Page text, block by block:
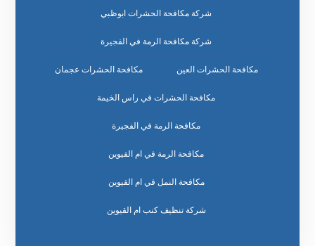
شركة مكافحة الحشرات ابوظبي
شركة مكافحة الرمة في الفجيرة
مكافحة الحشرات العين مكافحة الحشرات عجمان
مكافحة الحشرات في راس الخيمة
مكافحة الرمة في الفجيرة
مكافحة الرمة في ام القيوين
مكافحة النمل في ام القيوين